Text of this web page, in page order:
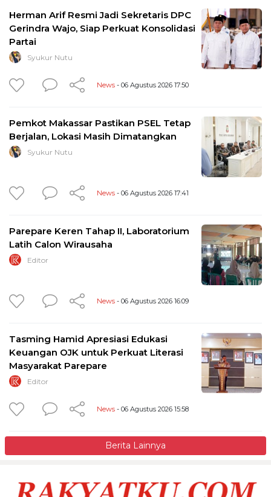
Herman Arif Resmi Jadi Sekretaris DPC
Gerindra Wajo, Siap Perkuat Konsolidasi
Partai
Syukur Nutu
News - 06 Agustus 2026 17:50
Pemkot Makassar Pastikan PSEL Tetap
Berjalan, Lokasi Masih Dimatangkan
Syukur Nutu
News - 06 Agustus 2026 17:41
Parepare Keren Tahap II, Laboratorium
Latih Calon Wirausaha
Editor
News - 06 Agustus 2026 16:09
Tasming Hamid Apresiasi Edukasi
Keuangan OJK untuk Perkuat Literasi
Masyarakat Parepare
Editor
News - 06 Agustus 2026 15:58
Berita Lainnya